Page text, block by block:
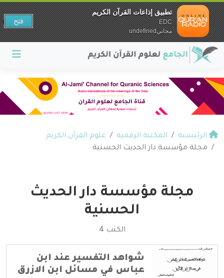
الرئيسية المكتبة الرقمية
علوم القرآن الكريم
مجلة مؤسسة دار الحديث الحسنية
مجلة مؤسسة دار الحديث
الحسنية
الكتب 4
شواهد التفسير عند ابن
عباس في مسائل ابن الازرق
تطبيق إذاعات القرآن الكريم
EDC
مجانيundefined
فتح